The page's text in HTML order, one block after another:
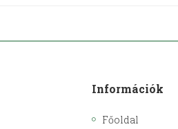
Információk
Főoldal